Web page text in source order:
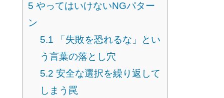
5 やってはいけないNGパター
ン
5.1 「失敗を恐れるな」とい
う言葉の落とし穴
5.2 安全な選択を繰り返して
しまう罠